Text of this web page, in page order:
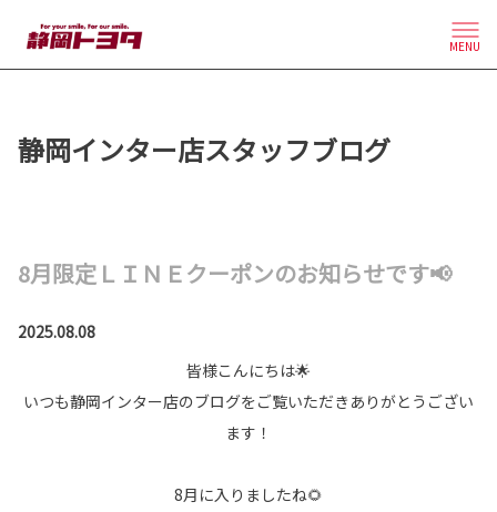
MENU
静岡インター店スタッフブログ
8月限定ＬＩＮＥクーポンのお知らせです📢
2025.08.08
皆様こんにちは🌟
いつも静岡インター店のブログをご覧いただきありがとうござい
ます！
8月に入りましたね🌻